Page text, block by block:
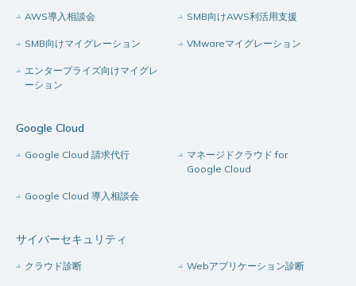
AWS導入相談会 SMB向けAWS利活用支援
SMB向けマイグレーション VMwareマイグレーション
エンタープライズ向けマイグレ
ーション
Google Cloud
Google Cloud 請求代行
マネージドクラウド for
Google Cloud
Google Cloud 導入相談会
サイバーセキュリティ
クラウド診断 Webアプリケーション診断